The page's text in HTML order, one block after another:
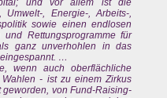
und vor allem ist die
, Energie-, Arbeits-,
sowie einen endlosen
und Rettungsprogramme für
ganz unverhohlen in das
…
wenn auch oberflächliche
- ist zu einem Zirkus
von Fund-Raising-